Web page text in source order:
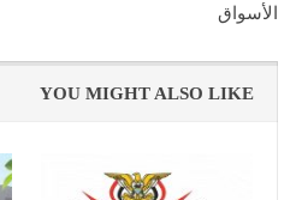
الأسواق
YOU MIGHT ALSO LIKE